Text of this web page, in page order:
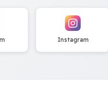
Instagram